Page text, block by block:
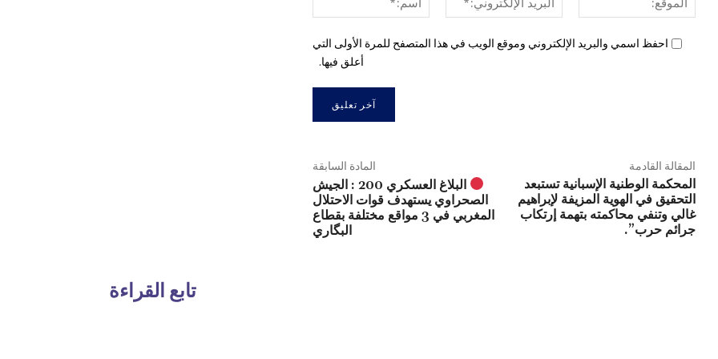
الإلكتروني:*
احفظ اسمي والبريد الإلكتروني وموقع الويب في هذا المتصفح للمرة الأولى التي
أعلق فيها.
المادة السابقة
البلاغ العسكري 200 : الجيش
الصحراوي يستهدف قوات الاحتلال
المغربي في 3 مواقع مختلفة بقطاع
البگاري
المقالة القادمة
المحكمة الوطنية الإسبانية تستبعد
التحقيق في الهوية المزيفة لإبراهيم
غالي وتنفي محاكمته بتهمة إرتكاب
جرائم حرب”.
تابع القراءة